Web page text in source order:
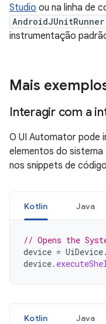
Studio ou na linha de
AndroidJUnitRunner
instrumentação
Mais
Interagir com a
O UI Automator pode
elementos do
nos snippets de
Kotlin Java
// Opens the
device = UiDevice.
device.
Kotlin Java